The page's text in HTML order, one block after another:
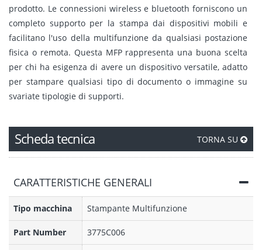
prodotto. Le connessioni wireless e bluetooth forniscono un
completo supporto per la stampa dai dispositivi mobili e
facilitano l'uso della multifunzione da qualsiasi postazione
fisica o remota. Questa MFP rappresenta una buona scelta
per chi ha esigenza di avere un dispositivo versatile, adatto
per stampare qualsiasi tipo di documento o immagine su
svariate tipologie di supporti.
Scheda tecnica TORNA SU
CARATTERISTICHE GENERALI
Tipo macchina Stampante Multifunzione
Part Number 3775C006